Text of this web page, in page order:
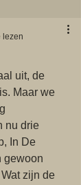
lezen
uit, de
Maar we
nu drie
In De
gewoon
zijn de